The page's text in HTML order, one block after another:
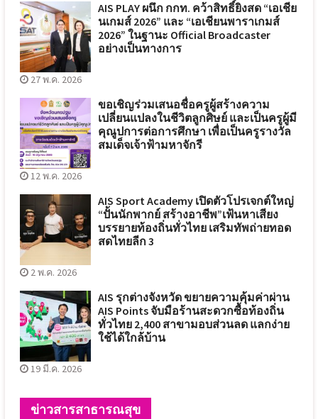
AIS PLAY ผนึก กกท. คว้าสิทธิ์ยิงสด “เอเชีย
นเกมส์ 2026” และ “เอเชียนพาราเกมส์
2026” ในฐานะ Official Broadcaster
อย่างเป็นทางการ
27 พ.ค. 2026
ขอเชิญร่วมเสนอชื่อครูผู้สร้างความ
เปลี่ยนแปลงในชีวิตลูกศิษย์ และเป็นครูผู้มี
คุณูปการต่อการศึกษา เพื่อเป็นครูรางวัล
สมเด็จเจ้าฟ้ามหาจักรี
12 พ.ค. 2026
AIS Sport Academy เปิดตัวโปรเจกต์ใหญ่
“ปั้นนักพากย์ สร้างอาชีพ”เฟ้นหาเสียง
บรรยายท้องถิ่นทั่วไทย เสริมทัพถ่ายทอด
สดไทยลีก 3
2 พ.ค. 2026
AIS รุกต่างจังหวัด ขยายความคุ้มค่าผ่าน
AIS Points จับมือร้านสะดวกซื้อท้องถิ่น
ทั่วไทย 2,400 สาขามอบส่วนลด แลกง่าย
ใช้ได้ใกล้บ้าน
19 มี.ค. 2026
ข่าวสารสาธารณสุข